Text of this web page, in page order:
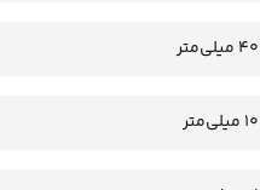
40 میلی‌متر
10 میلی‌متر